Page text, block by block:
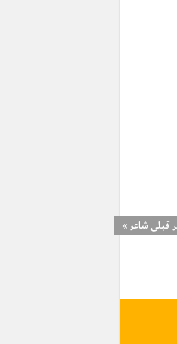
قبلی شاعر»